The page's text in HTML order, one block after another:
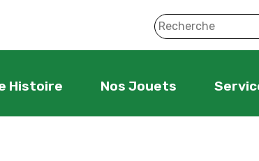
Histoire Nos Jouets